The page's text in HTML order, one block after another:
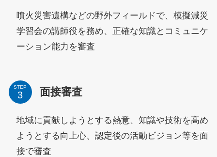
噴火災害遺構などの野外フィールドで、模擬減災
学習会の講師役を務め、正確な知識とコミュニケ
ーション能力を審査
STEP 面接審査
地域に貢献しようとする熱意、知識や技術を高め
ようとする向上心、認定後の活動ビジョン等を面
接で審査